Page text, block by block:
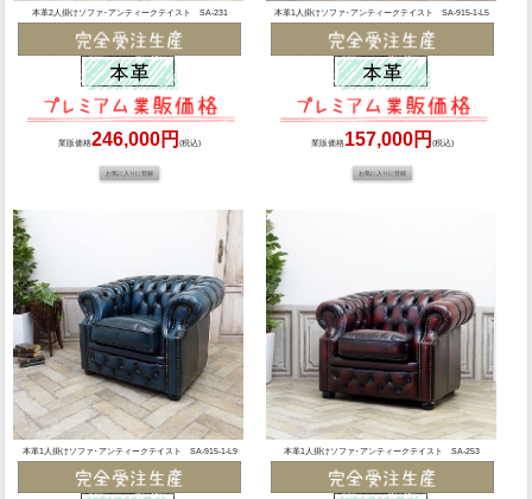
本革2人掛けソファ･アンティークテイスト SA-231
業販価格246,000円(税込)
本革1人掛けソファ･アンティークテイスト SA-915-1-L5
業販価格157,000円 (税込)
本革1人掛けソファ･アンティークテイスト SA-915-1-L9 本革1人掛けソファ･アンティークテイスト SA-253